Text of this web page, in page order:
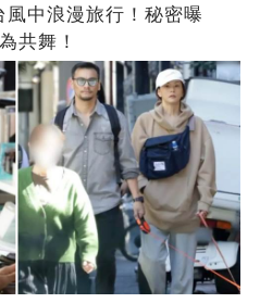
中浪漫旅行！秘密曝
共舞！